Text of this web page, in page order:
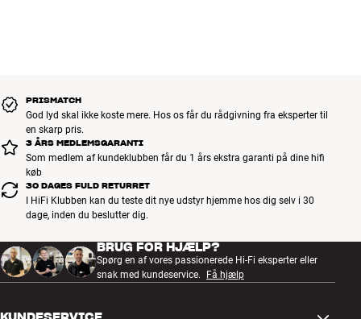
PRISMATCH
God lyd skal ikke koste mere. Hos os får du rådgivning fra eksperter til
en skarp pris.
3 ÅRS MEDLEMSGARANTI
Som medlem af kundeklubben får du 1 års ekstra garanti på dine hifi
køb
30 DAGES FULD RETURRET
I HiFi Klubben kan du teste dit nye udstyr hjemme hos dig selv i 30
dage, inden du beslutter dig.
BRUG FOR HJÆLP?
Spørg en af vores passionerede Hi-Fi eksperter eller
snak med kundeservice.
Få hjælp